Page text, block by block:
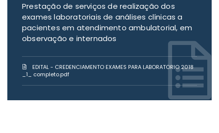
Prestação de serviços de realização dos
exames laboratoriais de análises clínicas a
pacientes em atendimento ambulatorial, em
observação e internados
EDITAL - CREDENCIAMENTO EXAMES PARA LABORATORIO 2018
_1_ completo.pdf